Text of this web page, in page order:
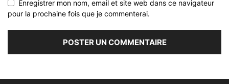
Enregistrer mon nom, email et site web dans ce navigateur
pour la prochaine fois que je commenterai.